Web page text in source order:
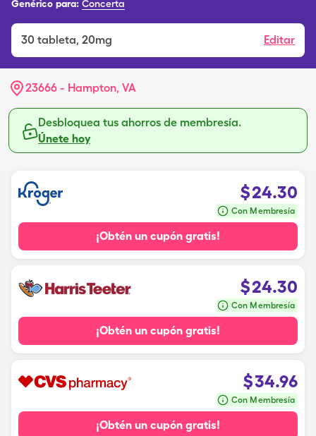
Genérico para: Concerta
30 tableta, 20mg Editar
23666 - Hampton, VA
Desbloquea tus ahorros de membresía.
Únete hoy
$24.30
Con Membresía
¡Obtén un cupón gratis!
$24.30
Con Membresía
¡Obtén un cupón gratis!
$34.96
Con Membresía
¡Obtén un cupón gratis!